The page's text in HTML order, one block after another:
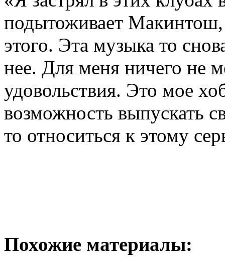
подытоживает Макинтош,
этого. Эта музыка то
нее. Для меня ничего не
удовольствия. Это мое
возможность выпускать
то относиться к этому
Похожие материалы: